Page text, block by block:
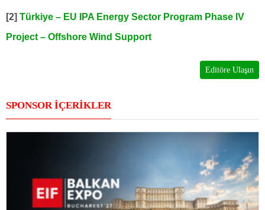
[2] Türkiye – EU IPA Energy Sector Program Phase IV
Project – Offshore Wind Support
Editöre Ulaşın
SPONSOR İÇERİKLER